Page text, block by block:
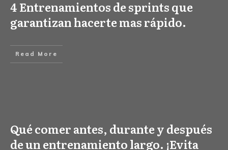
4 Entrenamientos de sprints que
garantizan hacerte mas rápido.
Read More
Qué comer antes, durante y después
de un entrenamiento largo. ¡Evita